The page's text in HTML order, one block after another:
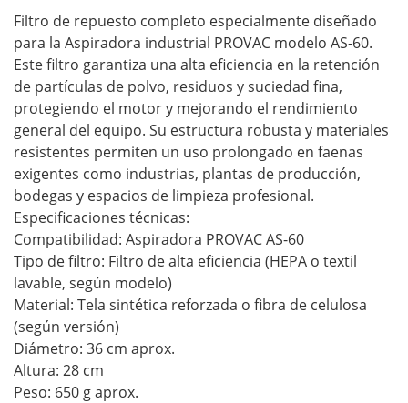
Filtro de repuesto completo especialmente diseñado
para la Aspiradora industrial PROVAC modelo AS-60.
Este filtro garantiza una alta eficiencia en la retención
de partículas de polvo, residuos y suciedad fina,
protegiendo el motor y mejorando el rendimiento
general del equipo. Su estructura robusta y materiales
resistentes permiten un uso prolongado en faenas
exigentes como industrias, plantas de producción,
bodegas y espacios de limpieza profesional.
Especificaciones técnicas:
Compatibilidad: Aspiradora PROVAC AS-60
Tipo de filtro: Filtro de alta eficiencia (HEPA o textil
lavable, según modelo)
Material: Tela sintética reforzada o fibra de celulosa
(según versión)
Diámetro: 36 cm aprox.
Altura: 28 cm
Peso: 650 g aprox.